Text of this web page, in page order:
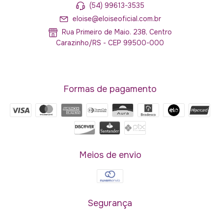
(54) 99613-3535
eloise@eloiseoficial.com.br
Rua Primeiro de Maio. 238, Centro
Carazinho/RS - CEP 99500-000
Formas de pagamento
Meios de envio
Segurança